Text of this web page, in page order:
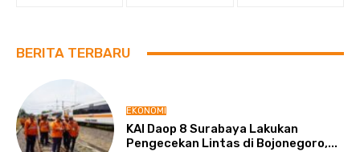
BERITA TERBARU
EKONOMI
KAI Daop 8 Surabaya Lakukan
Pengecekan Lintas di Bojonegoro,...